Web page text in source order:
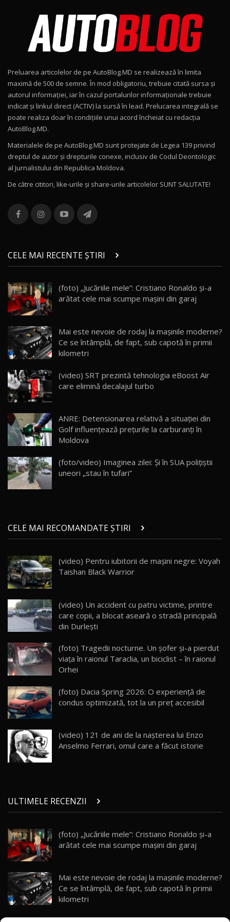
15:08
Noul Geely EX2 / Test Drive AutoBlog.MD
15:22
Mercedes-AMG E 53 HYBRID 4MATIC+ / Test
Drive AutoBlog.MD
16:27
11
Noul Volvo ES90 / Test Drive AutoBlog.MD
12
Noul MG HS / Test Drive AutoBlog.MD
16:48
13
combină aventura cu luxul / AutoBlog.MD
36:08
chinez care face lumea să se întoarcă după el
/ AutoBlog.MD
17:27
15 14:37
16
AutoBlogMD
13:10
17 20:06
30:08
Noul Geely EX5 EM-i care a cucerit Moldova
AutoBlog.MD
23:36
20
21
Micul BYD Dolphin Surf / Test Drive
AutoBlog.MD
16:59
22
Noua Mazda 6e / Test Drive AutoBlog.MD
26:59
23
Lynk & Co 01 / Test Drive AutoBlog.MD
25:19
24
ZEEKR 009: Cel mai Performant și Confortabil
Van Electric Testat în Moldova / AutoBlog.MD
26:38
25
mai Exclusiv și Puternic Defender Testat în
Moldova
32:21
26
AutoBlog.MD
10:57
28
Noul Geely Monjaro 2025! Mai ieftin și mai
dotat / Test Drive AutoBlog.MD
29
ZEEKR 9X - PRIMUL TEST DRIVE ÎN ROMÂNĂ!
30
Primele impresii despre BYD Seal U DM-i,
Sealion 7 și Seal 5 DM-i / Test Drive
AutoBlog.MD
10:58
Preluarea articolelor de pe AutoBlog.MD se realizează în limita
maximă de 500 de semne. În mod obligatoriu, trebuie citată sursa și
autorul informației, iar în cazul portalurilor informaționale trebuie
indicat și linkul direct (ACTIV) la sursă în lead. Prelucarea integrală se
poate realiza doar în condițiile unui acord încheiat cu redacţia
AutoBlog.MD.
Materialele de pe AutoBlog.MD sunt protejate de Legea 139 privind
dreptul de autor și drepturile conexe, inclusiv de Codul Deontologic
al Jurnalistului din Republica Moldova.
De către cititori, like-urile şi share-urile articolelor SUNT SALUTATE!
CELE MAI RECENTE ȘTIRI
(foto) „Jucăriile mele”: Cristiano Ronaldo și-a
arătat cele mai scumpe mașini din garaj
Mai este nevoie de rodaj la mașinile moderne?
Ce se întâmplă, de fapt, sub capotă în primii
kilometri
(video) SRT prezintă tehnologia eBoost Air
care elimină decalajul turbo
ANRE: Detensionarea relativă a situației din
Golf influențează prețurile la carburanți în
Moldova
(foto/video) Imaginea zilei: Și în SUA polițiștii
uneori „stau în tufari”
CELE MAI RECOMANDATE ȘTIRI
(video) Pentru iubitorii de mașini negre: Voyah
Taishan Black Warrior
(video) Un accident cu patru victime, printre
care copii, a blocat aseară o stradă principală
din Durleşti
(foto) Tragedii nocturne. Un şofer şi-a pierdut
viaţa în raionul Taraclia, un biciclist – în raionul
Orhei
(foto) Dacia Spring 2026: O experiență de
condus optimizată, tot la un preț accesibil
(video) 121 de ani de la naşterea lui Enzo
Anselmo Ferrari, omul care a făcut istorie
ULTIMELE RECENZII
(foto) „Jucăriile mele”: Cristiano Ronaldo și-a
arătat cele mai scumpe mașini din garaj
Mai este nevoie de rodaj la mașinile moderne?
Ce se întâmplă, de fapt, sub capotă în primii
kilometri